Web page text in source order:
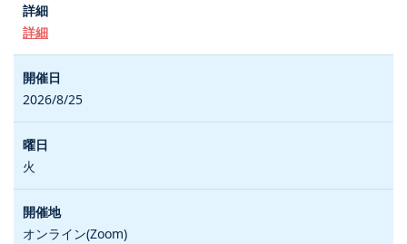
詳細
2026/8/25
火
オンライン(Zoom)